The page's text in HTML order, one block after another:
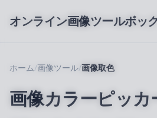
オンライン画像ツールボッ
ホーム/画像ツール/画像取色
画像カラーピッカ